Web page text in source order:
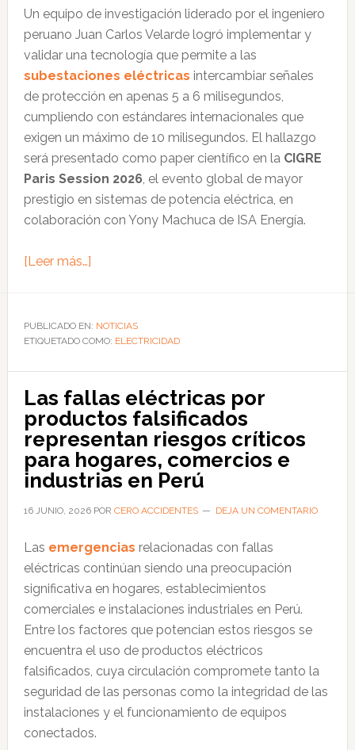
Un equipo de investigación liderado por el ingeniero
peruano Juan Carlos Velarde logró implementar y
validar una tecnología que permite a las
subestaciones eléctricas intercambiar señales
de protección en apenas 5 a 6 milisegundos,
cumpliendo con estándares internacionales que
exigen un máximo de 10 milisegundos. El hallazgo
será presentado como paper científico en la CIGRE
Paris Session 2026, el evento global de mayor
prestigio en sistemas de potencia eléctrica, en
colaboración con Yony Machuca de ISA Energía.
[Leer más…]acerca
de
ingeniería
avance
en
sistemas
de
protección
eléctrica
foro
internacional
PUBLICADO EN: NOTICIAS
ETIQUETADO COMO: ELECTRICIDAD
Las fallas eléctricas por
productos falsificados
representan riesgos críticos
para hogares, comercios e
industrias en Perú
16 JUNIO, 2026POR CERO ACCIDENTES DEJA UN COMENTARIO
Las emergencias relacionadas con fallas
eléctricas continúan siendo una preocupación
significativa en hogares, establecimientos
comerciales e instalaciones industriales en Perú.
Entre los factores que potencian estos riesgos se
encuentra el uso de productos eléctricos
falsificados, cuya circulación compromete tanto la
seguridad de las personas como la integridad de las
instalaciones y el funcionamiento de equipos
conectados.